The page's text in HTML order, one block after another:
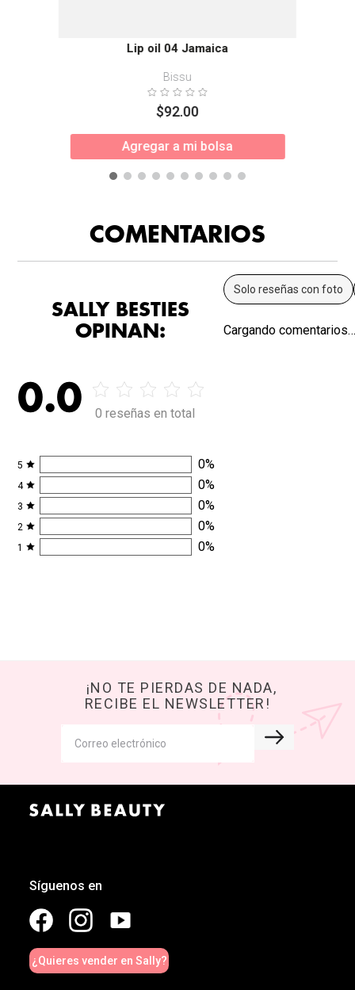
Lip oil 04 Jamaica
Bissu
$92.00
Agregar a mi bolsa
COMENTARIOS
SALLY BESTIES
OPINAN:
0.0 0 reseñas en total
5 0%
4 0%
3 0%
2 0%
1 0%
Solo reseñas con foto
Cargando
¡NO TE PIERDAS DE NADA,
RECIBE EL NEWSLETTER!
Síguenos en
¿Quieres vender en Sally?